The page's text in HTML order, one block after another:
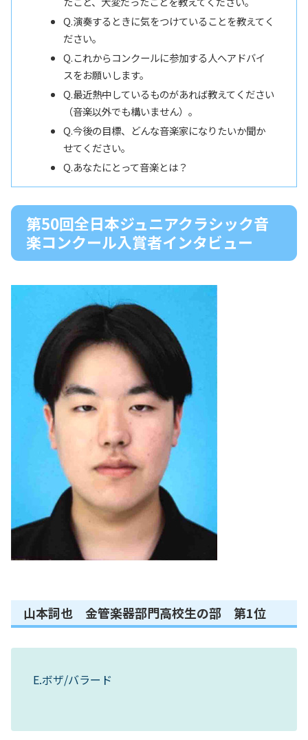
Q.演奏するときに気をつけていることを教えてく
ださい。
Q.これからコンクールに参加する人へアドバイ
スをお願いします。
Q.最近熱中しているものがあれば教えてください
（音楽以外でも構いません）。
Q.今後の目標、どんな音楽家になりたいか聞か
せてください。
Q.あなたにとって音楽とは？
第50回全日本ジュニアクラシック音
楽コンクール入賞者インタビュー
山本詞也 金管楽器部門高校生の部 第1位
E.ボザ/バラード